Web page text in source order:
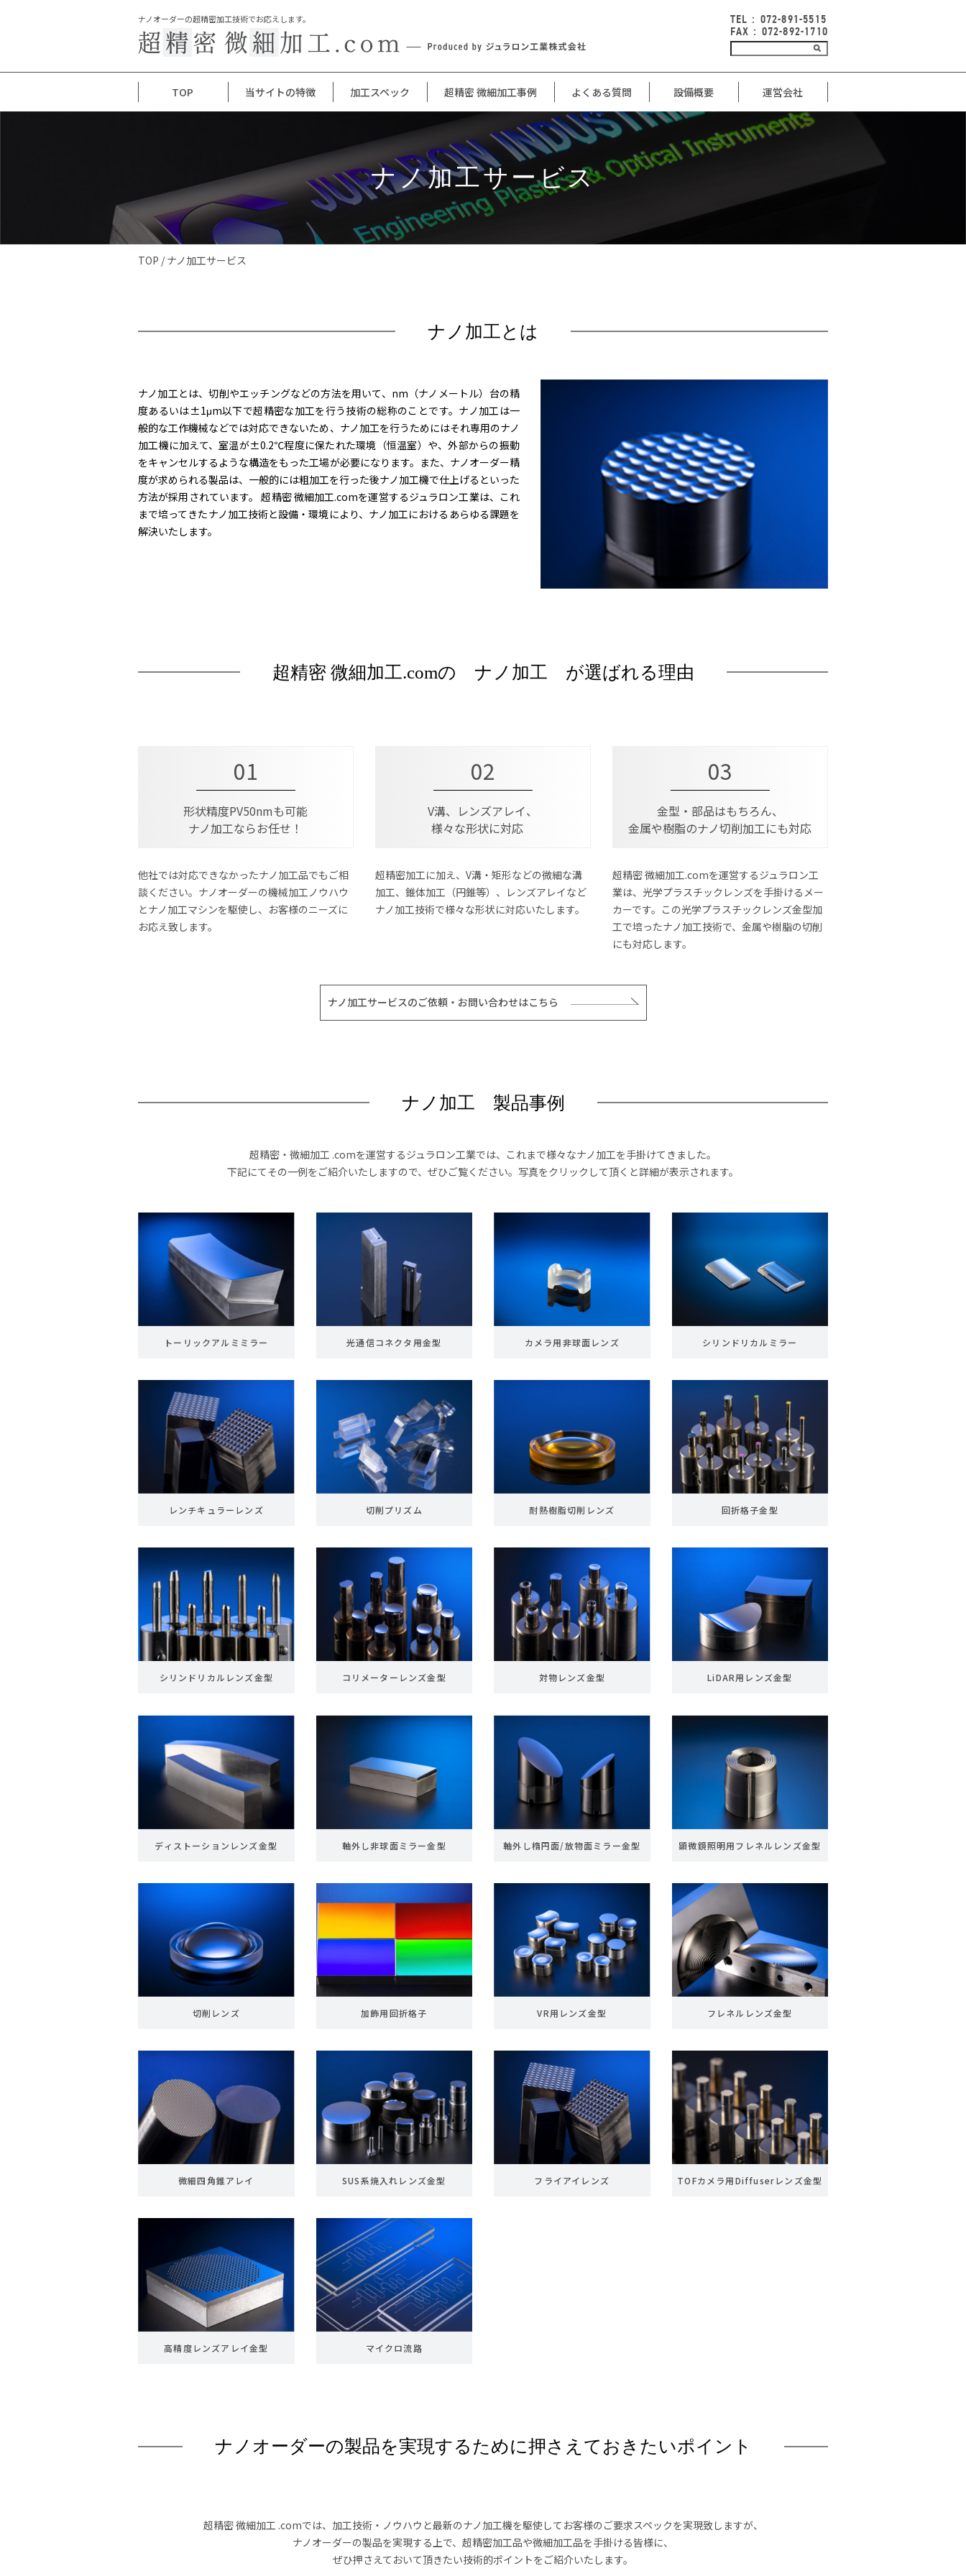
ナノオーダーの超精密加工技術でお応えします。
TEL：072-891-5515
FAX：072-892-1710
TOP 当サイトの特徴 加工スペック 超精密 微細加工事例 よくある質問 設備概要 運営会社
ナノ加工サービス
TOP / ナノ加工サービス
ナノ加工とは
ナノ加工とは、切削やエッチングなどの方法を用いて、nm（ナノメートル）台の精
度あるいは±1μm以下で超精密な加工を行う技術の総称のことです。ナノ加工は一
般的な工作機械などでは対応できないため、ナノ加工を行うためにはそれ専用のナノ
加工機に加えて、室温が±0.2℃程度に保たれた環境（恒温室）や、外部からの振動
をキャンセルするような構造をもった工場が必要になります。また、ナノオーダー精
度が求められる製品は、一般的には粗加工を行った後ナノ加工機で仕上げるといった
方法が採用されています。 超精密 微細加工.comを運営するジュラロン工業は、これ
まで培ってきたナノ加工技術と設備・環境により、ナノ加工におけるあらゆる課題を
解決いたします。
超精密 微細加工.comの ナノ加工 が選ばれる理由
01
形状精度PV50nmも可能
ナノ加工ならお任せ！
他社では対応できなかったナノ加工品でもご相
談ください。ナノオーダーの機械加工ノウハウ
とナノ加工マシンを駆使し、お客様のニーズに
お応え致します。
02
V溝、レンズアレイ、
様々な形状に対応
超精密加工に加え、V溝・矩形などの微細な溝
加工、錐体加工（円錐等）、レンズアレイなど
ナノ加工技術で様々な形状に対応いたします。
03
金型・部品はもちろん、
金属や樹脂のナノ切削加工にも対応
超精密 微細加工.comを運営するジュラロン工
業は、光学プラスチックレンズを手掛けるメー
カーです。この光学プラスチックレンズ金型加
工で培ったナノ加工技術で、金属や樹脂の切削
にも対応します。
ナノ加工サービスのご依頼・お問い合わせはこちら
ナノ加工 製品事例
超精密・微細加工 .comを運営するジュラロン工業では、これまで様々なナノ加工を手掛けてきました。
下記にてその一例をご紹介いたしますので、ぜひご覧ください。写真をクリックして頂くと詳細が表示されます。
トーリックアルミミラー 光通信コネクタ用金型 カメラ用非球面レンズ シリンドリカルミラー
レンチキュラーレンズ 切削プリズム 耐熱樹脂切削レンズ 回折格子金型
シリンドリカルレンズ金型 コリメーターレンズ金型 対物レンズ金型 LiDAR用レンズ金型
ディストーションレンズ金型 軸外し非球面ミラー金型 軸外し楕円面/放物面ミラー金型 顕微鏡照明用フレネルレンズ金型
切削レンズ 加飾用回折格子 VR用レンズ金型 フレネルレンズ金型
微細四角錐アレイ SUS系焼入れレンズ金型 フライアイレンズ TOFカメラ用Diffuserレンズ金型
高精度レンズアレイ金型 マイクロ流路
ナノオーダーの製品を実現するために押さえておきたいポイント
超精密 微細加工 .comでは、加工技術・ノウハウと最新のナノ加工機を駆使してお客様のご要求スペックを実現致しますが、
ナノオーダーの製品を実現する上で、超精密加工品や微細加工品を手掛ける皆様に、
ぜひ押さえておいて頂きたい技術的ポイントをご紹介いたします。